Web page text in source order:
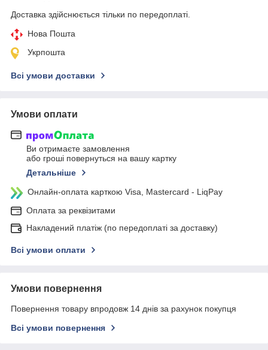
Доставка здійснюється тільки по передоплаті.
Нова Пошта
Укрпошта
Всі умови доставки
Умови оплати
Ви отримаєте замовлення
або гроші повернуться на вашу картку
Детальніше
Онлайн-оплата карткою Visa, Mastercard - LiqPay
Оплата за реквізитами
Накладений платіж (по передоплаті за доставку)
Всі умови оплати
Умови повернення
Повернення товару впродовж 14 днів за рахунок покупця
Всі умови повернення